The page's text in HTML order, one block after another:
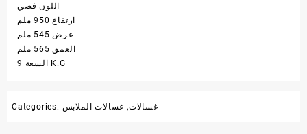
اللون فضي
ارتفاع 950 ملم
عرض 545 ملم
العمق 565 ملم
السعة 9 K.G
Categories: غسالات, غسالات الملابس